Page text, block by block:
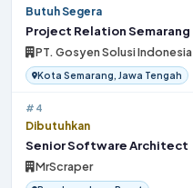
Butuh Segera
Project Relation Semarang
PT. Gosyen Solusi Indonesia
Kota Semarang, Jawa Tengah
#4
Dibutuhkan
Senior Software Architect
MrScraper